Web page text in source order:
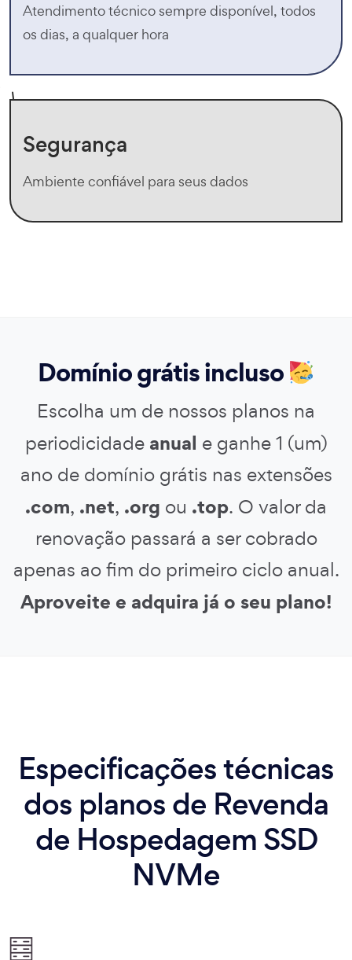
Atendimento técnico sempre disponível, todos
os dias, a qualquer hora
Segurança
Ambiente confiável para seus dados
Domínio grátis incluso
Escolha um de nossos planos na
periodicidade anual e ganhe 1 (um)
ano de domínio grátis nas extensões
.com, .net, .org ou .top. O valor da
renovação passará a ser cobrado
apenas ao fim do primeiro ciclo anual.
Aproveite e adquira já o seu plano!
Especificações técnicas
dos planos de Revenda
de Hospedagem SSD
NVMe